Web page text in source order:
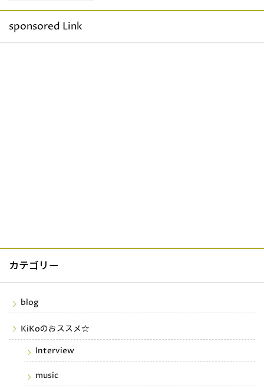
sponsored Link
カテゴリー
blog
KiKoのおススメ☆
Interview
music